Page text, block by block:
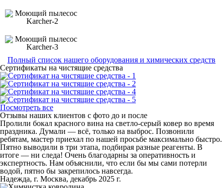
Полный список нашего оборудования и химических средств
Сертификаты на чистящие средства
Посмотреть все
Отзывы наших клиентов с фото до и после
Пролили бокал красного вина на светло-серый ковер во время
праздника. Думали — всё, только на выброс. Позвонили
ребятам, мастер приехал по нашей просьбе максимально быстро.
Пятно выводили в три этапа, подбирая разные реагенты. В
итоге — ни следа! Очень благодарны за оперативность и
экспертность. Нам объяснили, что если бы мы сами потерли
водой, пятно бы закрепилось навсегда.
Надежда, г. Москва, декабрь 2025 г.